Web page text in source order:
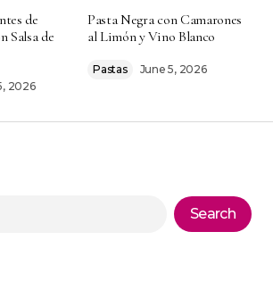
are marked*
email, and website in this
de
Salsa de
2026
Pasta Negra con Camarones
al Limón y Vino Blanco
Pastas June 5, 2026
Search